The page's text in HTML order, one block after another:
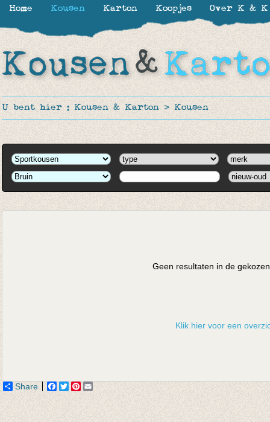
U bent hier : Kousen & Karton > Kousen
Geen resultaten in de
Klik hier voor een
Share Facebook
TwitterPinterest
Home Kousen Karton Koopjes Over K & K